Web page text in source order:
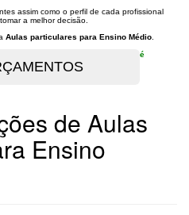
assim como o perfil de cada profissional
a melhor decisão.
Aulas particulares para Ensino Médio
é
de Aulas
Ensino